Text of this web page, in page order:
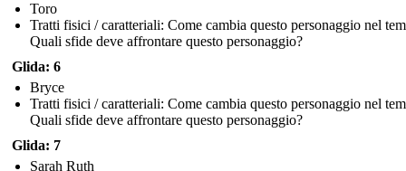
Toro
Tratti fisici / caratteriali: Come cambia questo personaggio nel
Quali sfide deve affrontare questo personaggio?
Glida: 6
Bryce
Tratti fisici / caratteriali: Come cambia questo personaggio nel
Quali sfide deve affrontare questo personaggio?
Glida: 7
Sarah Ruth